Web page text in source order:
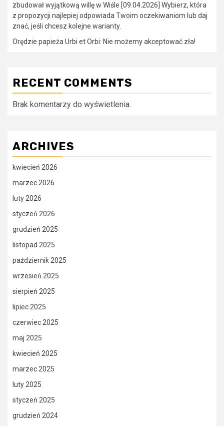
zbudował wyjątkową willę w Wiśle [09.04.2026] Wybierz, która
z propozycji najlepiej odpowiada Twoim oczekiwaniom lub daj
znać, jeśli chcesz kolejne warianty.
Orędzie papieża Urbi et Orbi: Nie możemy akceptować zła!
RECENT COMMENTS
Brak komentarzy do wyświetlenia.
ARCHIVES
kwiecień 2026
marzec 2026
luty 2026
styczeń 2026
grudzień 2025
listopad 2025
październik 2025
wrzesień 2025
sierpień 2025
lipiec 2025
czerwiec 2025
maj 2025
kwiecień 2025
marzec 2025
luty 2025
styczeń 2025
grudzień 2024